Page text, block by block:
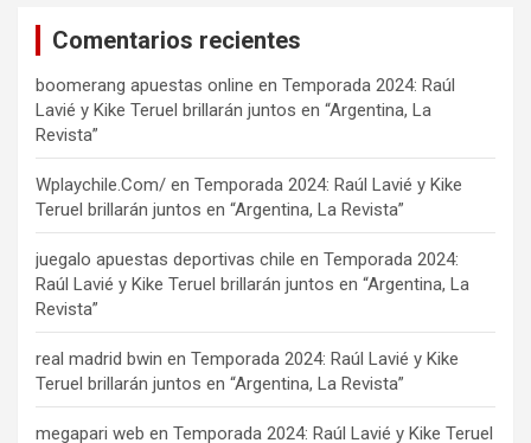
Comentarios recientes
boomerang apuestas online en Temporada 2024: Raúl
Lavié y Kike Teruel brillarán juntos en “Argentina, La
Revista”
Wplaychile.Com/ en Temporada 2024: Raúl Lavié y Kike
Teruel brillarán juntos en “Argentina, La Revista”
juegalo apuestas deportivas chile en Temporada 2024:
Raúl Lavié y Kike Teruel brillarán juntos en “Argentina, La
Revista”
real madrid bwin en Temporada 2024: Raúl Lavié y Kike
Teruel brillarán juntos en “Argentina, La Revista”
megapari web en Temporada 2024: Raúl Lavié y Kike Teruel